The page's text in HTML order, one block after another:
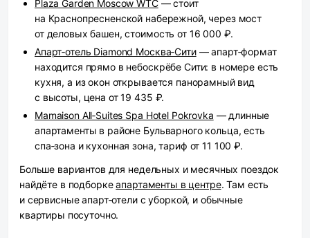
Plaza Garden Moscow WTC— стоит
на Краснопресненской набережной, через мост
от деловых башен, стоимость от 16 000 ₽.
Апарт‑отель Diamond Москва‑Сити— апарт‑формат
находится прямо в небоскрёбе Сити: в номере есть
кухня, а из окон открывается панорамный вид
с высоты, цена от 19 435 ₽.
Mamaison All‑Suites Spa Hotel Pokrovka — длинные
апартаменты в районе Бульварного кольца, есть
спа‑зона и кухонная зона, тариф от 11 100 ₽.
Больше вариантов для недельных и месячных поездок
найдёте в подборкеапартаменты в центре. Там есть
и сервисные апарт‑отели с уборкой, и обычные
квартиры посуточно.